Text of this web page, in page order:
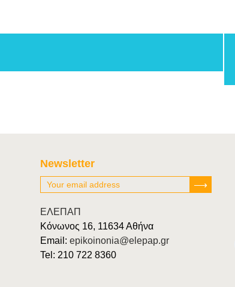
Newsletter
ΕΛΕΠΑΠ
Κόνωνος 16, 11634 Αθήνα
Email: epikoinonia@elepap.gr
Tel: 210 722 8360